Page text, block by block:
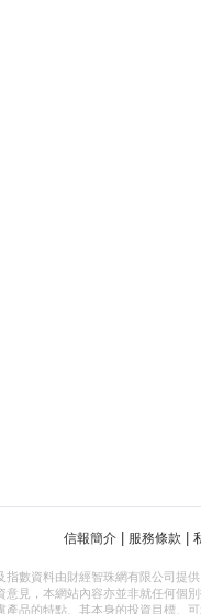
信報簡介 服務條款
指數資料由財經智珠網有限公司提
意見，本網站內容亦並非就任何個
產品的特點、其本身的投資目標、